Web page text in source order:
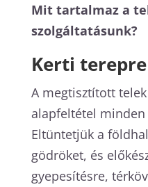
Mit tartalmaz a
szolgáltatásunk?
Kerti
A megtisztított
alapfeltétel
Eltüntetjük a
gödröket, és
gyepesítésre,